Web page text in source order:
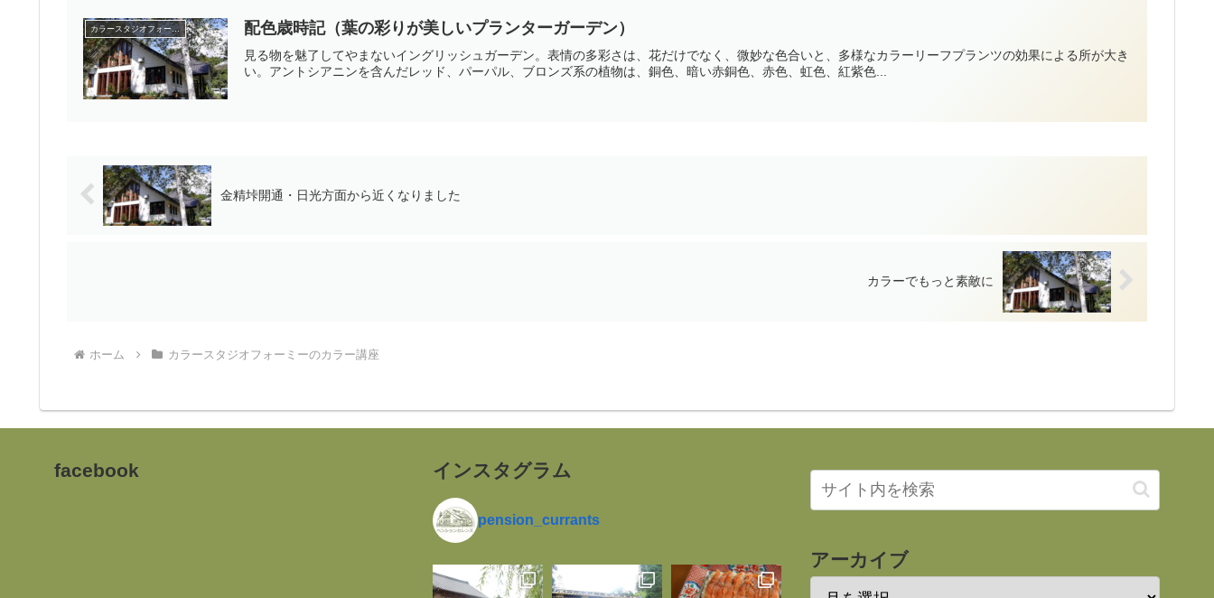
カラースタジオフォーミーのカラー講座 配色歳時記（葉の彩りが美しいプランターガーデン）
見る物を魅了してやまないイングリッシュガーデン。表情の多彩さは、花だけでなく、微妙な色合いと、多様なカラーリーフプランツの効果による所が大き
い。アントシアニンを含んだレッド、パーパル、ブロンズ系の植物は、銅色、暗い赤銅色、赤色、虹色、紅紫色...
金精垰開通・日光方面から近くなりました
カラーでもっと素敵に
ホーム カラースタジオフォーミーのカラー講座
facebook インスタグラム
pension_currants
アーカイブ